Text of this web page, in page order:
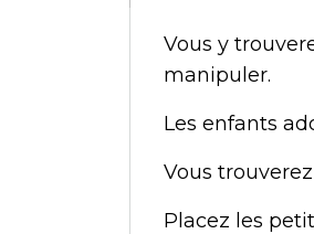
Vous y
manipuler.
Les enfants
Vous
Placez les